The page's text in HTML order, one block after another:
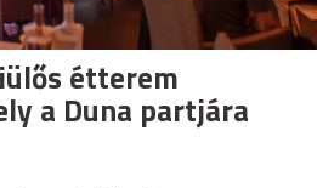
étterem
a Duna partjára